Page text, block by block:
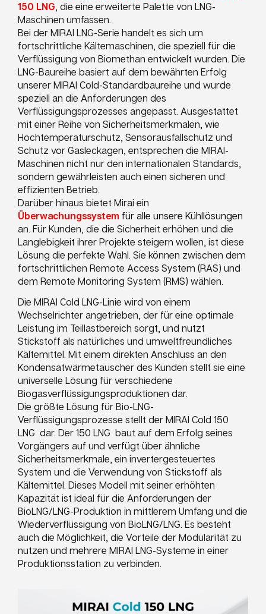
150 LNG, die eine erweiterte Palette von LNG-
Maschinen umfassen.
Bei der MIRAI LNG-Serie handelt es sich um
fortschrittliche Kältemaschinen, die speziell für die
Verflüssigung von Biomethan entwickelt wurden. Die
LNG-Baureihe basiert auf dem bewährten Erfolg
unserer MIRAI Cold-Standardbaureihe und wurde
speziell an die Anforderungen des
Verflüssigungsprozesses angepasst. Ausgestattet
mit einer Reihe von Sicherheitsmerkmalen, wie
Hochtemperaturschutz, Sensorausfallschutz und
Schutz vor Gasleckagen, entsprechen die MIRAI-
Maschinen nicht nur den internationalen Standards,
sondern gewährleisten auch einen sicheren und
effizienten Betrieb.
Darüber hinaus bietet Mirai ein
Überwachungssystem für alle unsere Kühllösungen
an. Für Kunden, die die Sicherheit erhöhen und die
Langlebigkeit ihrer Projekte steigern wollen, ist diese
Lösung die perfekte Wahl. Sie können zwischen dem
fortschrittlichen Remote Access System (RAS) und
dem Remote Monitoring System (RMS) wählen.
Die MIRAI Cold LNG-Linie wird von einem
Wechselrichter angetrieben, der für eine optimale
Leistung im Teillastbereich sorgt, und nutzt
Stickstoff als natürliches und umweltfreundliches
Kältemittel. Mit einem direkten Anschluss an den
Kondensatwärmetauscher des Kunden stellt sie eine
universelle Lösung für verschiedene
Biogasverflüssigungsproduktionen dar.
Die größte Lösung für Bio-LNG-
Verflüssigungsprozesse stellt der MIRAI Cold 150
LNG dar. Der 150 LNG baut auf dem Erfolg seines
Vorgängers auf und verfügt über ähnliche
Sicherheitsmerkmale, ein invertergesteuertes
System und die Verwendung von Stickstoff als
Kältemittel. Dieses Modell mit seiner erhöhten
Kapazität ist ideal für die Anforderungen der
BioLNG/LNG-Produktion in mittlerem Umfang und die
Wiederverflüssigung von BioLNG/LNG. Es besteht
auch die Möglichkeit, die Vorteile der Modularität zu
nutzen und mehrere MIRAI LNG-Systeme in einer
Produktionsstation zu verbinden.